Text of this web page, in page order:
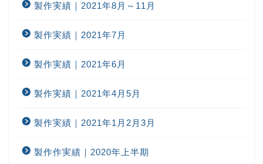
製作実績｜2021年8月～11月
製作実績｜2021年7月
製作実績｜2021年6月
製作実績｜2021年4月5月
製作実績｜2021年1月2月3月
製作作実績｜2020年上半期